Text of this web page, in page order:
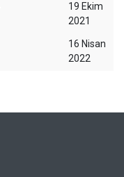
19 Ekim
2021
16 Nisan
2022